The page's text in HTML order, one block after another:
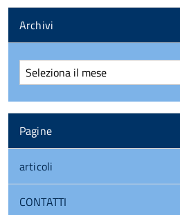
Archivi
Archivi
Pagine
articoli
CONTATTI